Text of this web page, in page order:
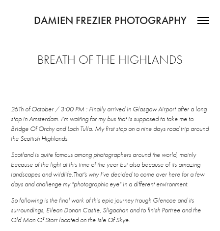
DAMIEN FREZIER PHOTOGRAPHY
BREATH OF THE HIGHLANDS
26Th of October / 3:00 PM : Finally arrived in Glasgow Airport after a long
stop in Amsterdam. I’m waiting for my bus that is supposed to take me to
Bridge Of Orchy and Loch Tulla. My first stop on a nine days road trip around
the Scottish Highlands.
Scotland is quite famous among photographers around the world, mainly
because of the light at this time of the year but also because of its amazing
landscapes and wildlife.That’s why I’ve decided to come over here for a few
days and challenge my "photographic eye" in a different environment.
So following is the final work of this epic journey trough Glencoe and its
surroundings, Eilean Donan Castle, Sligachan and to finish Portree and the
Old Man Of Storr located on the Isle Of Skye.